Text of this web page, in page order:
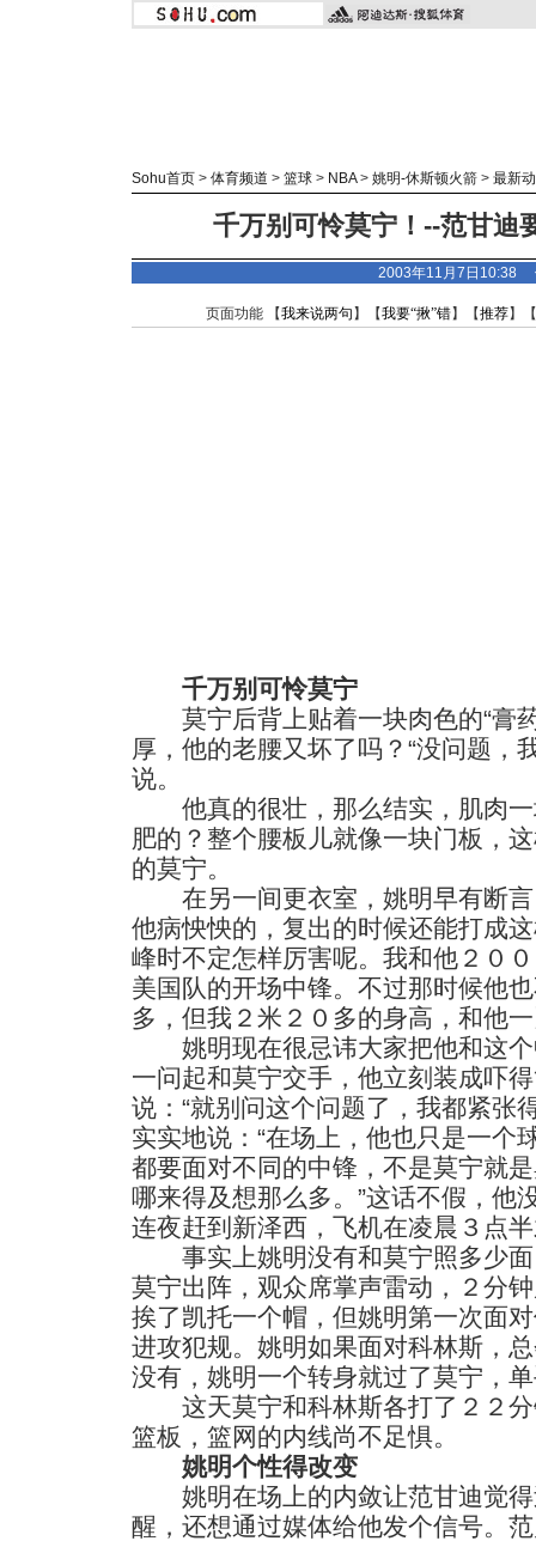
Sohu首页 > 体育频道 > 篮球 > NBA> 姚明-休斯顿火箭 > 最新
千万别可怜莫宁！--范甘迪
2003年11月7日10:38
页面功能 【我来说两句 】【我要“揪”错】【推荐】
千万别可怜莫宁
莫宁后背上贴着一块肉色的“膏
厚，他的老腰又坏了吗？“没问题，
说。
他真的很壮，那么结实，肌肉一
肥的？整个腰板儿就像一块门板，
的莫宁。
在另一间更衣室，姚明早有断言
他病怏怏的，复出的时候还能打成
峰时不定怎样厉害呢。我和他２０
美国队的开场中锋。不过那时候他
多，但我２米２０多的身高，和他
姚明现在很忌讳大家把他和这个
一问起和莫宁交手，他立刻装成吓
说：“就别问这个问题了，我都紧张
实实地说：“在场上，他也只是一个
都要面对不同的中锋，不是莫宁就
哪来得及想那么多。”这话不假，他
连夜赶到新泽西，飞机在凌晨３点
事实上姚明没有和莫宁照多少面
莫宁出阵，观众席掌声雷动，２分
挨了凯托一个帽，但姚明第一次面
进攻犯规。姚明如果面对科林斯，
没有，姚明一个转身就过了莫宁，
这天莫宁和科林斯各打了２２分
篮板，篮网的内线尚不足惧。
姚明个性得改变
姚明在场上的内敛让范甘迪觉得
醒，还想通过媒体给他发个信号。